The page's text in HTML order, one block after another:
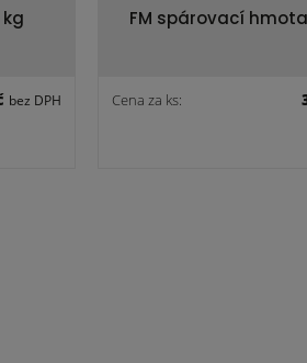
bez DPH
FM spárovací
Cena za ks: